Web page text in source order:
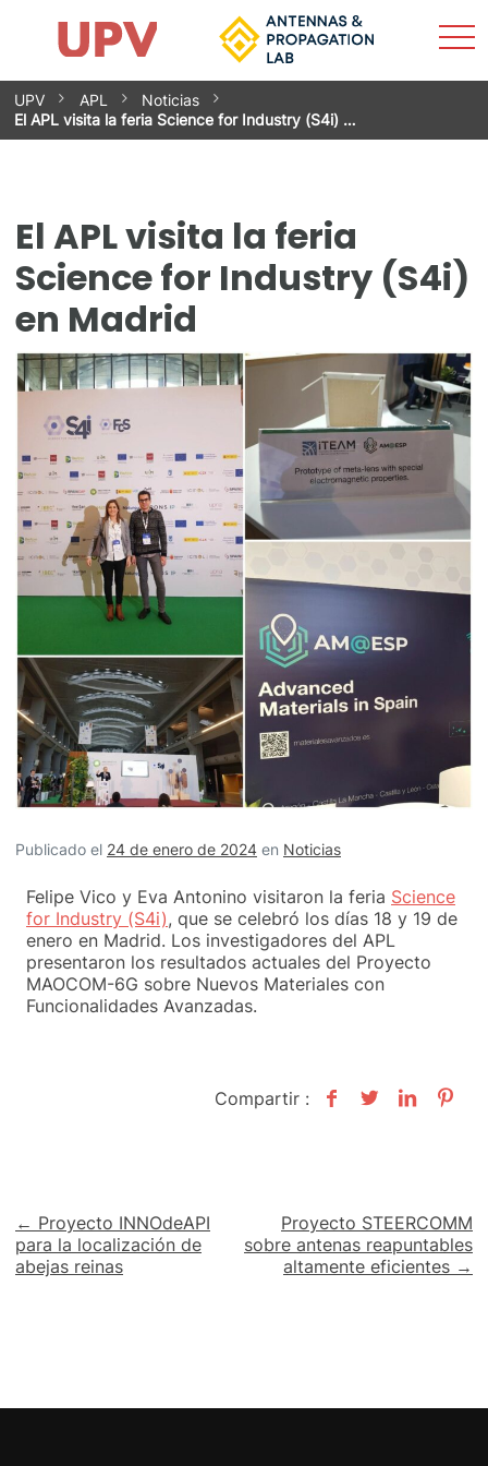
Saltar
contenido
El grupo
Investigación
Servicios
Contacto
Actualidad
UPV APL
Noticias
El APL visita la feria Science for Industry (S4i) …
El APL visita la feria
Science for Industry (S4i)
en Madrid
Publicado el 24 de enero de 2024 en Noticias
Felipe Vico y Eva Antonino visitaron la feria Science
for Industry (S4i), que se celebró los días 18 y 19 de
enero en Madrid. Los investigadores del APL
presentaron los resultados actuales del Proyecto
MAOCOM-6G sobre Nuevos Materiales con
Funcionalidades Avanzadas.
Compartir :
Navegación
de
← Proyecto INNOdeAPI
para la localización de
abejas reinas
Proyecto STEERCOMM
sobre antenas reapuntables
altamente eficientes →